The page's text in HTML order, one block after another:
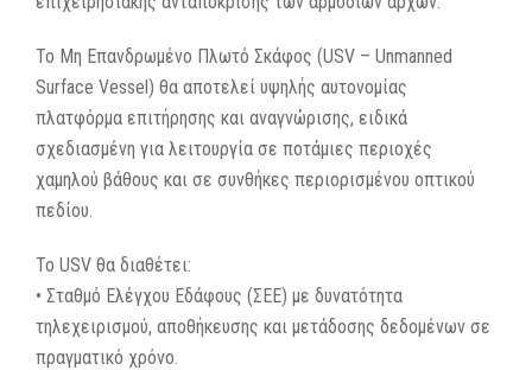
Το Μη Επανδρωμένο Πλωτό Σκάφος (USV – Unmanned
Surface Vessel) θα αποτελεί υψηλής αυτονομίας
πλατφόρμα επιτήρησης και αναγνώρισης, ειδικά
σχεδιασμένη για λειτουργία σε ποτάμιες περιοχές
χαμηλού βάθους και σε συνθήκες περιορισμένου οπτικού
πεδίου.
Το USV θα διαθέτει:
• Σταθμό Ελέγχου Εδάφους (ΣΕΕ) με δυνατότητα
τηλεχειρισμού, αποθήκευσης και μετάδοσης δεδομένων σε
πραγματικό χρόνο.